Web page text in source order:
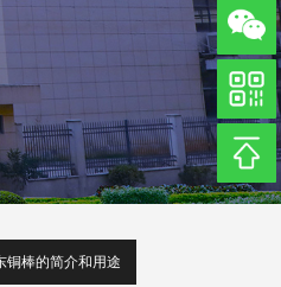
铜棒的简介和用途